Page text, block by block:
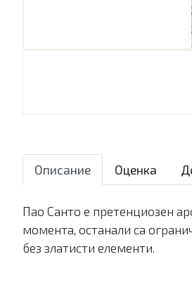
Описание Оценка
Пао Санто е претенциозен
момента, останали са
без златисти елементи.